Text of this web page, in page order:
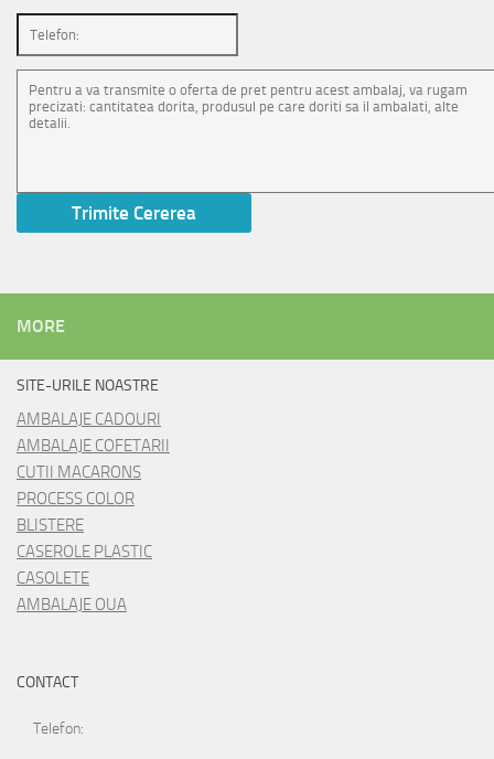
MORE
SITE-URILE NOASTRE
AMBALAJE CADOURI
AMBALAJE COFETARII
CUTII MACARONS
PROCESS COLOR
BLISTERE
CASEROLE PLASTIC
CASOLETE
AMBALAJE OUA
CONTACT
Telefon: